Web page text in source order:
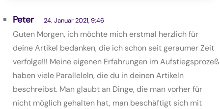
Peter 24. Januar 2021, 9:46
Guten Morgen, ich möchte mich erstmal herzlich für
deine Artikel bedanken, die ich schon seit geraumer Zeit
verfolge!!! Meine eigenen Erfahrungen im Aufstiegsprozeß
haben viele Paralleleln, die du in deinen Artikeln
beschreibst. Man glaubt an Dinge, die man vorher für
nicht möglich gehalten hat, man beschäftigt sich mit